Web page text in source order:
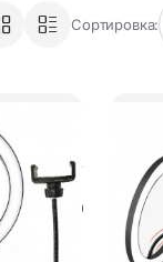
блоки питания и
питания
и расходные
Сортировка: